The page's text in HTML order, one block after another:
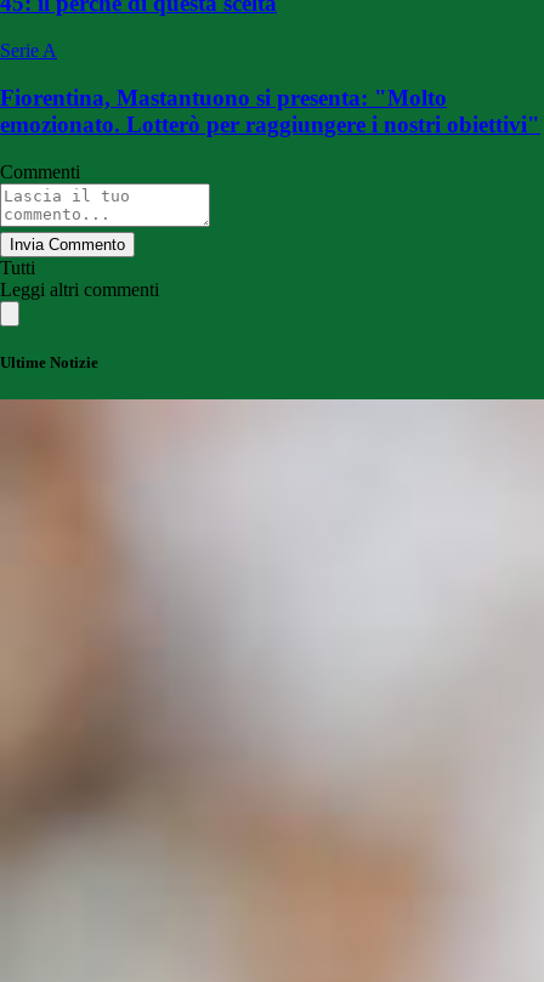
Serie A
Fiorentina, Mastantuono si presenta: "Molto
emozionato. Lotterò per raggiungere i nostri obiettivi"
Commenti
Invia Commento
Tutti
Leggi altri commenti
Ultime Notizie